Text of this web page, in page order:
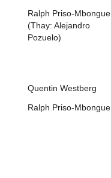
Ralph Priso-Mbongue
(Thay: Alejandro
Pozuelo)
Quentin Westberg
Ralph Priso-Mbongue